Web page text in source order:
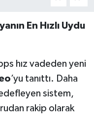
En Hızlı Uydu
hız vadeden yeni
’yu tanıttı. Daha
sistem,
rakip olarak